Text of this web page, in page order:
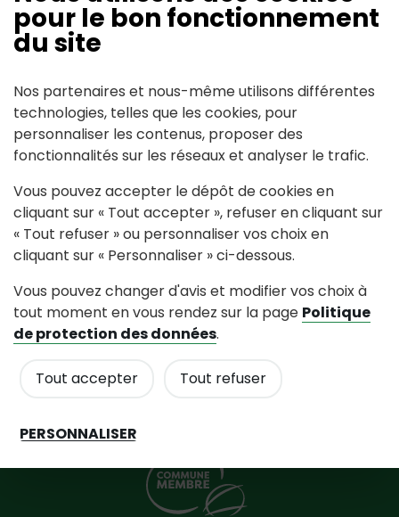
pour le bon fonctionnement
du site
Nos partenaires et nous-même utilisons différentes
technologies, telles que les cookies, pour
personnaliser les contenus, proposer des
fonctionnalités sur les réseaux et analyser le trafic.
Vous pouvez accepter le dépôt de cookies en
cliquant sur « Tout accepter », refuser en cliquant sur
« Tout refuser » ou personnaliser vos choix en
cliquant sur « Personnaliser » ci-dessous.
Vous pouvez changer d'avis et modifier vos choix à
tout moment en vous rendez sur la page Politique
de protection des données.
Tout accepter Tout refuser
PERSONNALISER
Partagez avec #paysdancenis
Mairie de Le Pin
11, rue du Sapin 44540 LE PIN
Tél : 02 40 97 02 54 Contactez nous
Du lundi au vendredi de 9h00 à 12h00 Les mercredis
semaines paires Les samedis semaines impaires